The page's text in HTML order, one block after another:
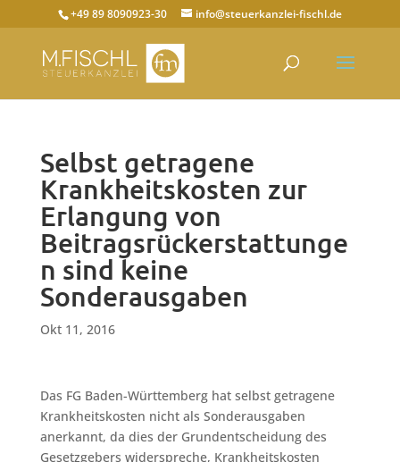
+49 89 8090923-30 info@steuerkanzlei-fischl.de
Selbst getragene
Krankheitskosten zur
Erlangung von
Beitragsrückerstattunge
n sind keine
Sonderausgaben
Okt 11, 2016
Das FG Baden-Württemberg hat selbst getragene
Krankheitskosten nicht als Sonderausgaben
anerkannt, da dies der Grundentscheidung des
Gesetzgebers widerspreche, Krankheitskosten